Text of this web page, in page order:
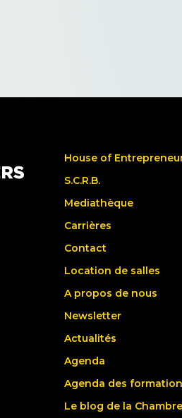
House of
S.C.R.B.
Mediathèque
Carrières
Contact
Location de salles
A propos de nous
Newsletter
Actualités
Agenda
Agenda des
Le blog de la